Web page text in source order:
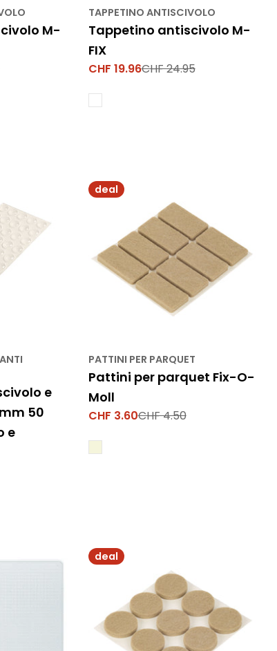
M-
TAPPETINO ANTISCIVOLO
Tappetino antiscivolo M-
FIX
Prezzo
vendita
CHF 19.96
Prezzo
CHF 24.95
e
50
e
deal
PATTINI PER PARQUET
Pattini per parquet Fix-O-
Moll
Prezzo
vendita
CHF 3.60
Prezzo
CHF 4.50
deal